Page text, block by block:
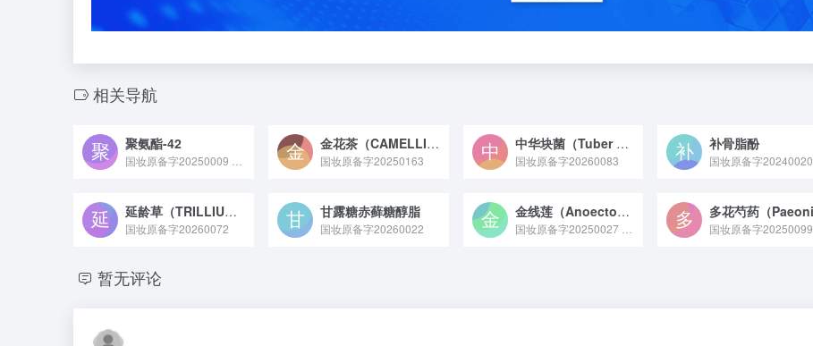
相关导航
聚氨酯-42
国妆原备字20250009 聚氨酯 - 42 原料是一种由二 - C12-13 酒石酸酯、氢化二亚油酸醇和异佛尔酮二异氰酸酯共聚而成，常作为成膜剂应用于化妆品领域的原料，其 CAS 号为 1184186-26-2。
金花茶（CAMELLIA PETELOTII）花提取物
国妆原备字20250163
中华块菌（Tuber sinense）提取物
国妆原备字20260083
补骨脂酚
国妆原备字20240020
延龄草（TRILLIUM TSCHONOSKII）根茎/根提取物
国妆原备字20260072
甘露糖赤藓糖醇脂
国妆原备字20260022
金线莲（Anoectochilus roxburghii）提取物
国妆原备字20250027 金线莲（Anoectochilus roxburghii）提取物原料是从兰科开唇兰属植物金线莲全株中提取纯化，富含黄酮、多糖、生物碱等活性成分，具备舒缓、抗氧化特性，常作为皮肤调理剂应用于化妆品领域的天然植物提取物。
暂无评论